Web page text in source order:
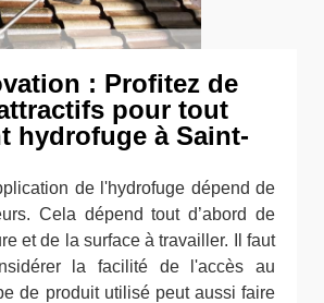
: Profitez de
pour tout
hydrofuge à Saint-
de l'hydrofuge dépend de
Cela dépend tout d’abord de
et de la surface à travailler. Il faut
la facilité de l'accès au
de produit utilisé peut aussi faire